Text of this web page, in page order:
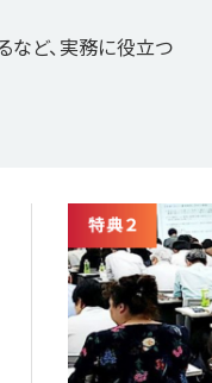
など、実務に役立つ